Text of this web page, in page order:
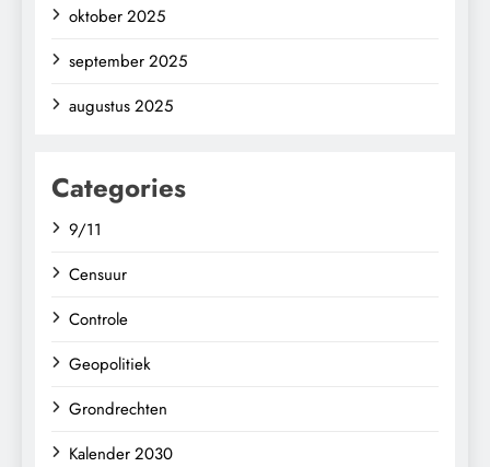
oktober 2025
september 2025
augustus 2025
Categories
9/11
Censuur
Controle
Geopolitiek
Grondrechten
Kalender 2030